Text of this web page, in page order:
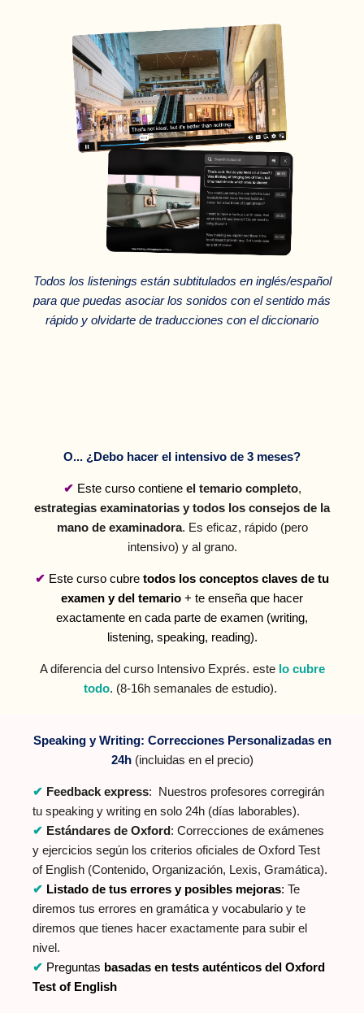
Todos los listenings están subtitulados en inglés/español
para que puedas asociar los sonidos con el sentido más
rápido y olvidarte de traducciones con el diccionario
O... ¿Debo hacer el intensivo de 3 meses?
✔ Este curso contiene el temario completo,
estrategias examinatorias y todos los consejos de la
mano de examinadora. Es eficaz, rápido (pero
intensivo) y al grano.
✔ Este curso cubre todos los conceptos claves de tu
examen y del temario + te enseña que hacer
exactamente en cada parte de examen (writing,
listening, speaking, reading).
A diferencia del curso Intensivo Exprés. estelo cubre
todo. (8-16h semanales de estudio).
Speaking y Writing: Correcciones Personalizadas en
24h (incluidas en el precio)
✔ Feedback express: Nuestros profesores corregirán
tu speaking y writing en solo 24h (días laborables).
✔ Estándares de Oxford: Correcciones de exámenes
y ejercicios según los criterios oficiales de Oxford Test
of English (Contenido, Organización, Lexis, Gramática).
✔ Listado de tus errores y posibles mejoras: Te
diremos tus errores en gramática y vocabulario y te
diremos que tienes hacer exactamente para subir el
nivel.
✔ Preguntas basadas en tests auténticos del Oxford
Test of English